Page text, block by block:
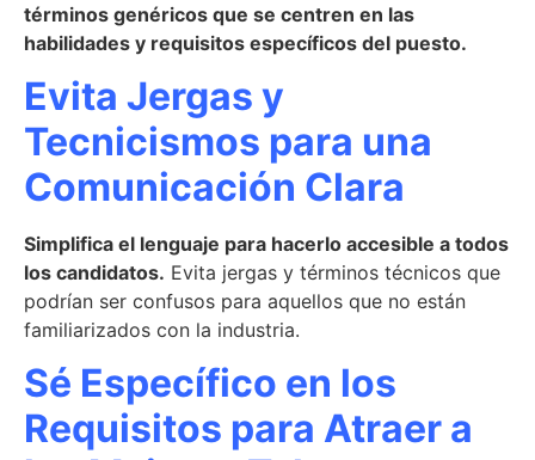
términos genéricos que se centren en las
habilidades y requisitos específicos del puesto.
Evita Jergas y
Tecnicismos para una
Comunicación Clara
Simplifica el lenguaje para hacerlo accesible a todos
los candidatos. Evita jergas y términos técnicos que
podrían ser confusos para aquellos que no están
familiarizados con la industria.
Sé Específico en los
Requisitos para Atraer a